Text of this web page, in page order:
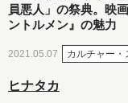
員悪人」の祭典。映
ントルメン』の魅力
2021.05.07 カルチャー・
ヒナタカ